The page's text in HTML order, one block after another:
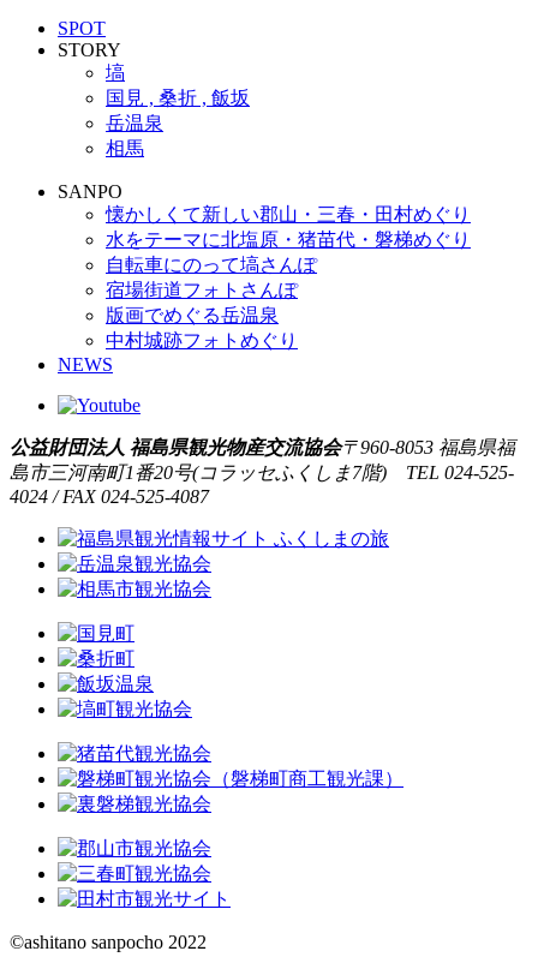
SPOT
STORY
塙
国見 , 桑折 , 飯坂
岳温泉
相馬
SANPO
懐かしくて新しい郡山・三春・田村めぐり
水をテーマに北塩原・猪苗代・磐梯めぐり
自転車にのって塙さんぽ
宿場街道フォトさんぽ
版画でめぐる岳温泉
中村城跡フォトめぐり
NEWS
公益財団法人 福島県観光物産交流協会〒960-8053 福島県福
島市三河南町1番20号(コラッセふくしま7階) TEL 024-525-
4024 / FAX 024-525-4087
©ashitano sanpocho 2022